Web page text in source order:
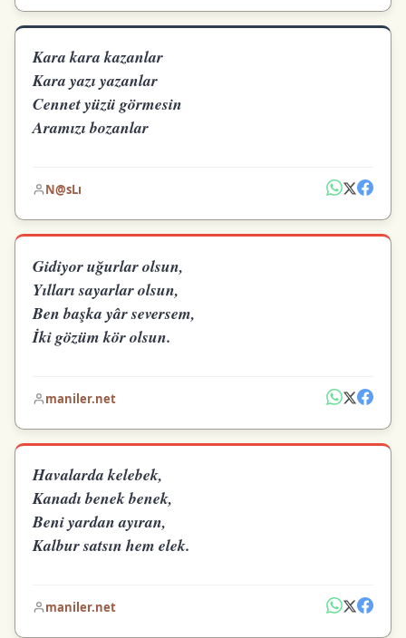
Kara kara kazanlar
Kara yazı yazanlar
Cennet yüzü görmesin
Aramızı bozanlar
N@sLı
Gidiyor uğurlar olsun,
Yılları sayarlar olsun,
Ben başka yâr seversem,
İki gözüm kör olsun.
maniler.net
Havalarda kelebek,
Kanadı benek benek,
Beni yardan ayıran,
Kalbur satsın hem elek.
maniler.net